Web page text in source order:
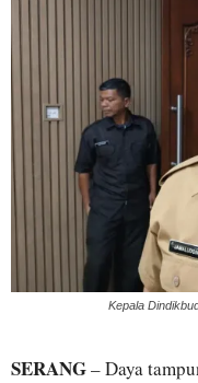
Kepala
SERANG– Daya